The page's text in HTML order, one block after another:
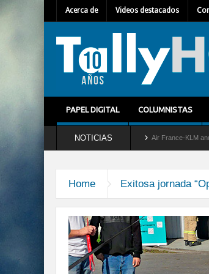
Acerca de Videos destacados
PAPEL DIGITAL COLUMNISTAS
NOTICIAS
del servicio al C-2 Greyhound Air France-KLM anuncia
Home Exitosa jornada